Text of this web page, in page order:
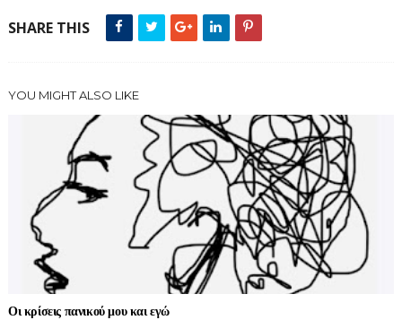
SHARE THIS
YOU MIGHT ALSO LIKE
Οι κρίσεις πανικού μου και εγώ